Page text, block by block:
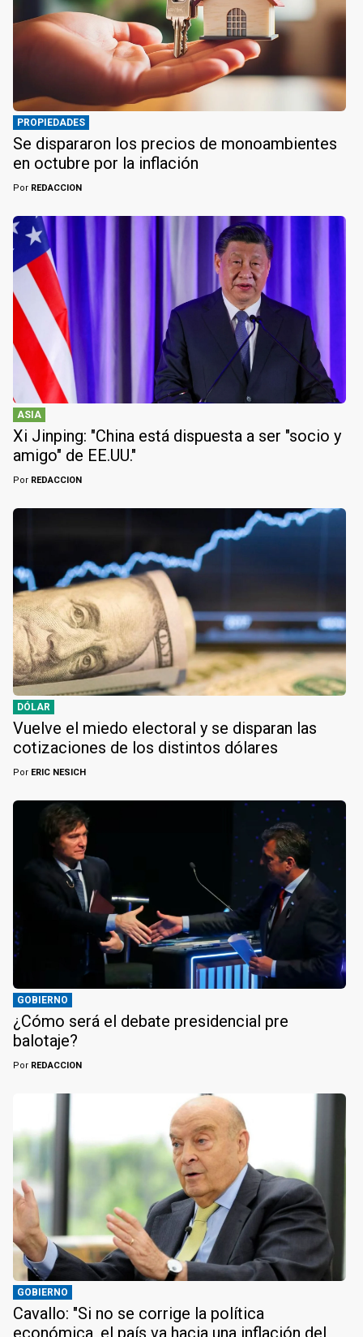
PROPIEDADES
Se dispararon los precios de monoambientes
en octubre por la inflación
Por REDACCION
ASIA
Xi Jinping: "China está dispuesta a ser "socio y
amigo" de EE.UU."
Por REDACCION
DÓLAR
Vuelve el miedo electoral y se disparan las
cotizaciones de los distintos dólares
Por ERIC NESICH
GOBIERNO
¿Cómo será el debate presidencial pre
balotaje?
Por REDACCION
GOBIERNO
Cavallo: "Si no se corrige la política
económica, el país va hacia una inflación del